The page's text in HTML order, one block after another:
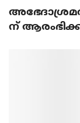
ന്